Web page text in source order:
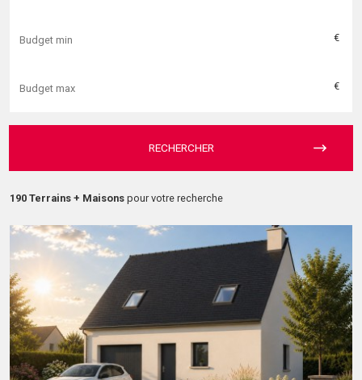
€
€
RECHERCHER
190 Terrains + Maisons pour votre recherche